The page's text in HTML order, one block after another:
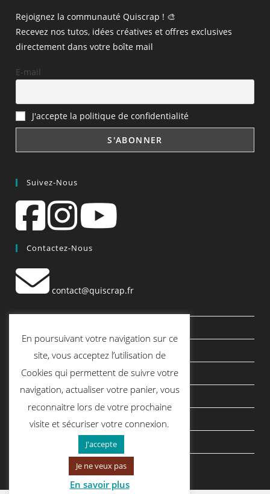
Rejoignez la communauté Quiscrap ! 🎨
Recevez nos tutos, idées créatives et offres exclusives
directement dans votre boîte mail
E-mail
J'accepte la politique de confidentialité
Suivez-Nous
Contactez-Nous
contact@quiscrap.fr
Le Blog
Conditions générales de vente
Mentions légales
Politique de confidentialité
politique de cookies
En poursuivant votre navigation sur ce
site, vous acceptez l’utilisation de
Cookies qui permettent de suivre votre
navigation, actualiser votre panier, vous
reconnaitre lors de votre prochaine
visite et sécuriser votre connexion.
J'accepte
Je ne veux pas
En savoir plus